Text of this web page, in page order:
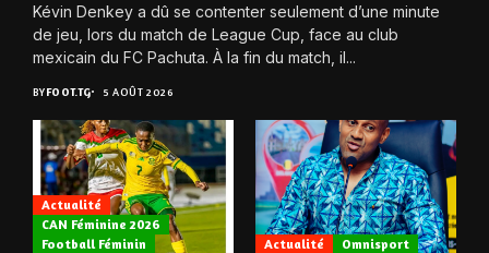
Kévin Denkey a dû se contenter seulement d’une minute
de jeu, lors du match de League Cup, face au club
mexicain du FC Pachuta. À la fin du match, il...
BYFOOT.TG 5 AOÛT 2026
Actualité
CAN Féminine 2026
Football Féminin
Actualité Omnisport